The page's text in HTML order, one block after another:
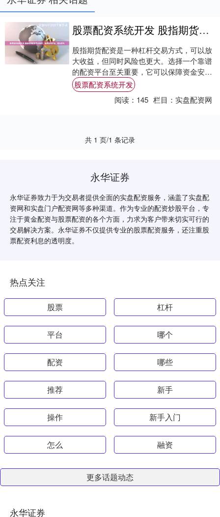
股票配资系统开发 股指期货配资平台推荐：选择靠谱平台，轻松获利
股指期货配资是一种杠杆交易方式，可以放
大收益，但同时风险也更大。选择一个靠谱
的配资平台至关重要，它可以保障资金安全
和交易顺畅。 1.了解市场：在进行期货炒股
配资....
股票配资系统开发
阅读： 145 栏目： 实盘配资网
共 1 页/1 条记录
永华证券
永华证券致力于为交易者提供全面的实盘配资服务，涵盖了实盘配
资网和实盘门户配资网等多种渠道。作为专业的配资炒股平台，专
注于黄金配资与股票配资的各个方面，力求为客户带来切实可行的
交易解决方案。永华证券不仅提供专业的股票配资服务，还注重股
票配资利息的透明度。
热点关注
股票 杠杆
平台 哪个
配资 哪些
推荐 新手
操作 新手入门
怎么 融资
更多话题动态
永华证券